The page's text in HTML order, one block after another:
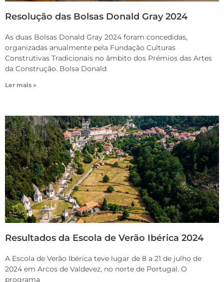
Resolução das Bolsas Donald Gray 2024
As duas Bolsas Donald Gray 2024 foram concedidas,
organizadas anualmente pela Fundação Culturas
Construtivas Tradicionais no âmbito dos Prémios das Artes
da Construção. Bolsa Donald
Ler mais »
Resultados da Escola de Verão Ibérica 2024
A Escola de Verão Ibérica teve lugar de 8 a 21 de julho de
2024 em Arcos de Valdevez, no norte de Portugal. O
programa